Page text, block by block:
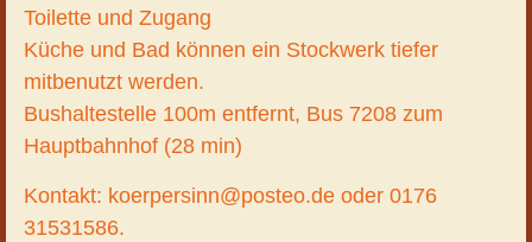
Toilette und Zugang
Küche und Bad können ein Stockwerk tiefer
mitbenutzt werden.
Bushaltestelle 100m entfernt, Bus 7208 zum
Hauptbahnhof (28 min)
Kontakt: koerpersinn@posteo.de oder 0176
31531586.